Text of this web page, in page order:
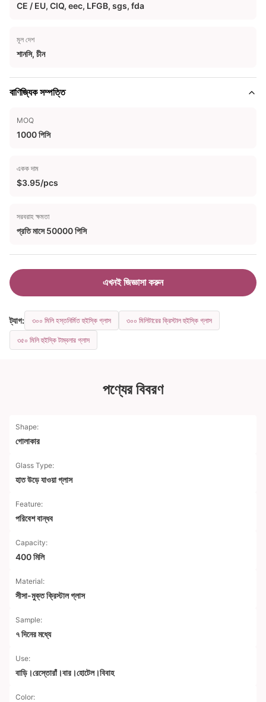
CE / EU, CIQ, eec, LFGB, sgs, fda
মূল দেশ
শানসি, চীন
বাণিজ্যিক সম্পত্তি
MOQ
1000 পিসি
একক দাম
$3.95/pcs
সরবরাহ ক্ষমতা
প্রতি মাসে 50000 পিসি
এখনই জিজ্ঞাসা করুন
ট্যাগ: ৩০০ মিলি হস্তনির্মিত হুইস্কি গ্লাস ৩০০ মিলিটারের ক্রিস্টাল হুইস্কি গ্লাস
৩৫০ মিলি হুইস্কি টাম্বলার গ্লাস
পণ্যের বিবরণ
Shape:
গোলাকার
Glass Type:
হাত উড়ে যাওয়া গ্লাস
Feature:
পরিবেশ বান্ধব
Capacity:
400 মিলি
Material:
সীসা-মুক্ত ক্রিস্টাল গ্লাস
Sample:
৭ দিনের মধ্যে
Use:
বাড়ি।রেস্তোরাঁ।বার।হোটেল।বিবাহ
Color: